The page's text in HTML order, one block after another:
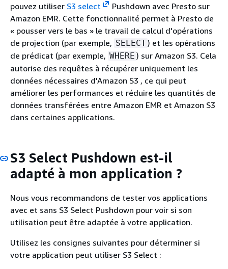
pouvez utiliser S3 select
Pushdown avec Presto sur
Amazon EMR. Cette fonctionnalité permet à Presto de
« pousser vers le bas » le travail de calcul d'opérations
de projection (par exemple, SELECT) et les opérations
de prédicat (par exemple, WHERE ) sur Amazon S3. Cela
autorise des requêtes à récupérer uniquement les
données nécessaires d'Amazon S3 , ce qui peut
améliorer les performances et réduire les quantités de
données transférées entre Amazon EMR et Amazon S3
dans certaines applications.
S3 Select Pushdown est-il
adapté à mon application ?
Nous vous recommandons de tester vos applications
avec et sans S3 Select Pushdown pour voir si son
utilisation peut être adaptée à votre application.
Utilisez les consignes suivantes pour déterminer si
votre application peut utiliser S3 Select :